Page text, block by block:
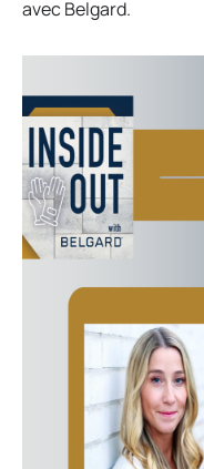
avec Belgard.